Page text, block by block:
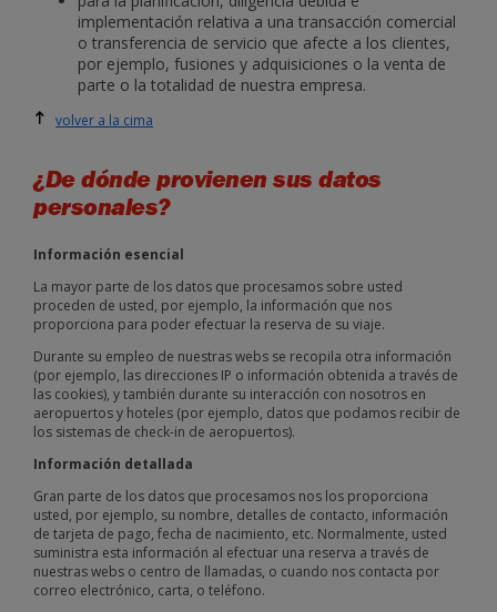
implementación relativa a una transacción comercial
o transferencia de servicio que afecte a los clientes,
por ejemplo, fusiones y adquisiciones o la venta de
parte o la totalidad de nuestra empresa.
volver a la cima
¿De dónde provienen sus datos
personales?
Información esencial
La mayor parte de los datos que procesamos sobre usted
proceden de usted, por ejemplo, la información que nos
proporciona para poder efectuar la reserva de su viaje.
Durante su empleo de nuestras webs se recopila otra información
(por ejemplo, las direcciones IP o información obtenida a través de
las cookies), y también durante su interacción con nosotros en
aeropuertos y hoteles (por ejemplo, datos que podamos recibir de
los sistemas de check-in de aeropuertos).
Información detallada
Gran parte de los datos que procesamos nos los proporciona
usted, por ejemplo, su nombre, detalles de contacto, información
de tarjeta de pago, fecha de nacimiento, etc. Normalmente, usted
suministra esta información al efectuar una reserva a través de
nuestras webs o centro de llamadas, o cuando nos contacta por
correo electrónico, carta, o teléfono.